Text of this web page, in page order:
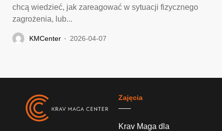
chcą wiedzieć, jak zareagować w sytuacji fizycznego
zagrożenia, lub...
KMCenter 2026-04-07
Zajęcia
Krav Maga dla